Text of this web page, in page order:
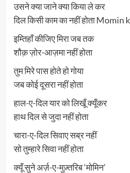
उसने क्या जाने क्या किया ले कर
दिल किसी काम का नहीं होता
इम्तिहाँ कीजिए मिरा जब तक
शौक़ ज़ोर-आज़मा नहीं होता
तुम मिरे पास होते हो गोया
जब कोई दूसरा नहीं होता
हाल-ए-दिल यार को लिखूँ क्यूँकर
हाथ दिल से जुदा नहीं होता
चारा-ए-दिल सिवाए सब्र नहीं
सो तुम्हारे सिवा नहीं होता
क्यूँ सुने अर्ज़-ए-मुज़्तरिब ‘मोमिन’